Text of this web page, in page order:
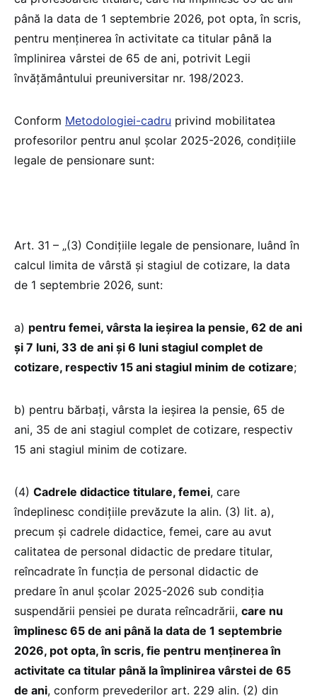
până la data de 1 septembrie 2026, pot opta, în scris,
pentru menţinerea în activitate ca titular până la
împlinirea vârstei de 65 de ani, potrivit Legii
învățământului preuniversitar nr. 198/2023.
Conform Metodologiei-cadru privind mobilitatea
profesorilor pentru anul școlar 2025-2026, condițiile
legale de pensionare sunt:
Art. 31 – „(3) Condiţiile legale de pensionare, luând în
calcul limita de vârstă şi stagiul de cotizare, la data
de 1 septembrie 2026, sunt:
a) pentru femei, vârsta la ieșirea la pensie, 62 de ani
şi 7 luni, 33 de ani şi 6 luni stagiul complet de
cotizare, respectiv 15 ani stagiul minim de cotizare;
b) pentru bărbați, vârsta la ieșirea la pensie, 65 de
ani, 35 de ani stagiul complet de cotizare, respectiv
15 ani stagiul minim de cotizare.
(4) Cadrele didactice titulare, femei, care
îndeplinesc condiţiile prevăzute la alin. (3) lit. a),
precum şi cadrele didactice, femei, care au avut
calitatea de personal didactic de predare titular,
reîncadrate în funcţia de personal didactic de
predare în anul şcolar 2025-2026 sub condiția
suspendării pensiei pe durata reîncadrării, care nu
împlinesc 65 de ani până la data de 1 septembrie
2026, pot opta, în scris, fie pentru menţinerea în
activitate ca titular până la împlinirea vârstei de 65
de ani, conform prevederilor art. 229 alin. (2) din